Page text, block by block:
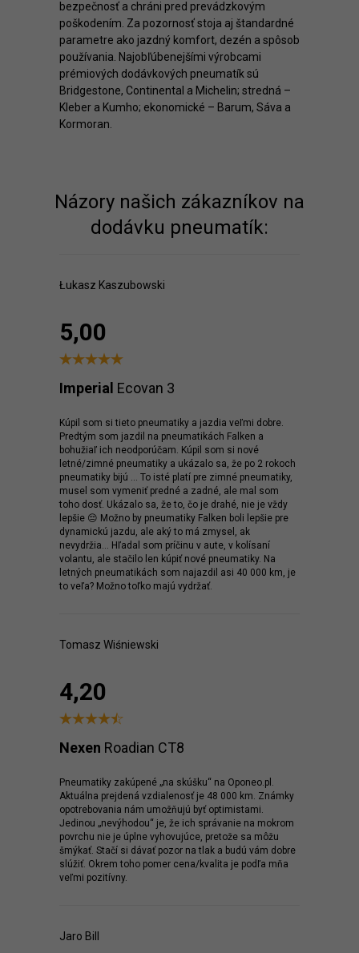
bezpečnosť a chráni pred prevádzkovým
poškodením. Za pozornosť stoja aj štandardné
parametre ako jazdný komfort, dezén a spôsob
používania. Najobľúbenejšími výrobcami
prémiových dodávkových pneumatík sú
Bridgestone, Continental a Michelin; stredná –
Kleber a Kumho; ekonomické – Barum, Sáva a
Kormoran.
Názory našich zákazníkov na
dodávku pneumatík:
Łukasz Kaszubowski
5,00
Imperial Ecovan 3
Kúpil som si tieto pneumatiky a jazdia veľmi dobre.
Predtým som jazdil na pneumatikách Falken a
bohužiaľ ich neodporúčam. Kúpil som si nové
letné/zimné pneumatiky a ukázalo sa, že po 2 rokoch
pneumatiky bijú ... To isté platí pre zimné pneumatiky,
musel som vymeniť predné a zadné, ale mal som
toho dosť. Ukázalo sa, že to, čo je drahé, nie je vždy
lepšie 😔 Možno by pneumatiky Falken boli lepšie pre
dynamickú jazdu, ale aký to má zmysel, ak
nevydržia... Hľadal som príčinu v aute, v kolísaní
volantu, ale stačilo len kúpiť nové pneumatiky. Na
letných pneumatikách som najazdil asi 40 000 km, je
to veľa? Možno toľko majú vydržať.
Tomasz Wiśniewski
4,20
Nexen Roadian CT8
Pneumatiky zakúpené „na skúšku“ na Oponeo.pl.
Aktuálna prejdená vzdialenosť je 48 000 km. Známky
opotrebovania nám umožňujú byť optimistami.
Jedinou „nevýhodou“ je, že ich správanie na mokrom
povrchu nie je úplne vyhovujúce, pretože sa môžu
šmýkať. Stačí si dávať pozor na tlak a budú vám dobre
slúžiť. Okrem toho pomer cena/kvalita je podľa mňa
veľmi pozitívny.
Jaro Bill